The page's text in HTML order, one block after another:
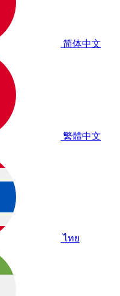
简体中文
繁體中文
ไทย